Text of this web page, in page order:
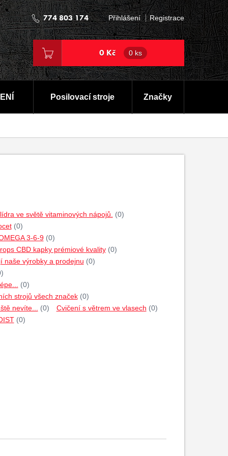
774 803 174 Přihlášení Registrace
0 Kč 0 ks
Posilovací stroje Značky
ve světě vitaminových nápojů.
(0)
(0)
3-6-9 (0)
CBD kapky prémiové kvality (0)
naše výrobky a prodejnu (0)
(0)
strojů všech značek (0)
nevíte...
(0) Cvičení s větrem ve vlasech (0)
(0)